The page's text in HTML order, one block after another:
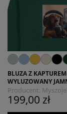
BLUZA Z KAPTUREM
WYLUZOWANY
Producent:
199,00 zł